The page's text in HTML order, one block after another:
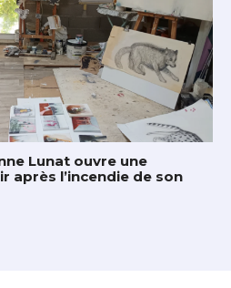
Lunat ouvre une
après l’incendie de son